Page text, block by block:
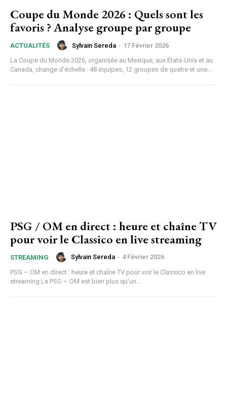
Coupe du Monde 2026 : Quels sont les
favoris ? Analyse groupe par groupe
ACTUALITÉS Sylvain Sereda - 17 Février 2026
La Coupe du Monde 2026, organisée au Mexique, aux États-Unis et au
Canada, change d’échelle : 48 équipes, 12 groupes de quatre et une...
PSG / OM en direct : heure et chaîne TV
pour voir le Classico en live streaming
STREAMING Sylvain Sereda - 4 Février 2026
PSG – OM en direct : heure et chaîne TV pour voir le Classico en live
streaming Le PSG – OM est bien plus qu’un...